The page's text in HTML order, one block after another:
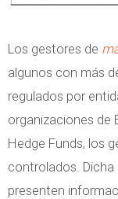
Los gestores de
algunos con más
regulados por
organizaciones de
Hedge Funds, los
controlados.
presenten